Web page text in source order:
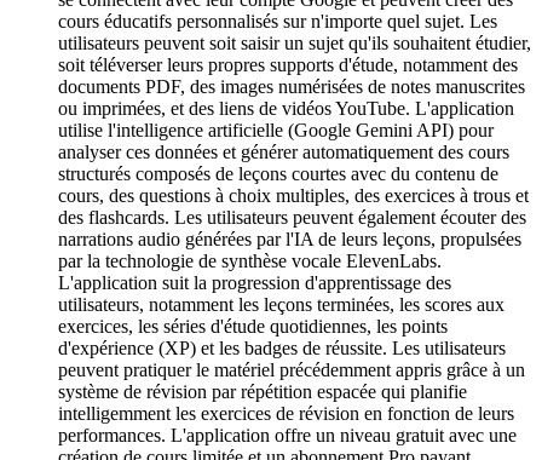
cours éducatifs personnalisés sur n'importe quel sujet. Les
utilisateurs peuvent soit saisir un sujet qu'ils souhaitent étudier,
soit téléverser leurs propres supports d'étude, notamment des
documents PDF, des images numérisées de notes manuscrites
ou imprimées, et des liens de vidéos YouTube. L'application
utilise l'intelligence artificielle (Google Gemini API) pour
analyser ces données et générer automatiquement des cours
structurés composés de leçons courtes avec du contenu de
cours, des questions à choix multiples, des exercices à trous et
des flashcards. Les utilisateurs peuvent également écouter des
narrations audio générées par l'IA de leurs leçons, propulsées
par la technologie de synthèse vocale ElevenLabs.
L'application suit la progression d'apprentissage des
utilisateurs, notamment les leçons terminées, les scores aux
exercices, les séries d'étude quotidiennes, les points
d'expérience (XP) et les badges de réussite. Les utilisateurs
peuvent pratiquer le matériel précédemment appris grâce à un
système de révision par répétition espacée qui planifie
intelligemment les exercices de révision en fonction de leurs
performances. L'application offre un niveau gratuit avec une